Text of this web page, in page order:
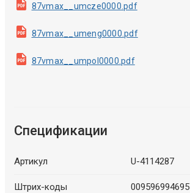
87vmax__umcze0000.pdf
87vmax__umeng0000.pdf
87vmax__umpol0000.pdf
Спецификации
Артикул U-4114287
Штрих-коды